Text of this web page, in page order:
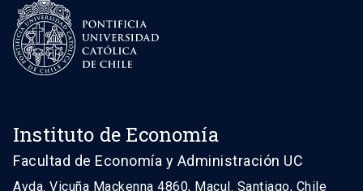
Instituto de Economía
Facultad de Economía y Administración UC
Avda. Vicuña Mackenna 4860, Macul. Santiago, Chile